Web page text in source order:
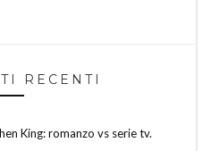
RECENTI
King: romanzo vs serie tv.